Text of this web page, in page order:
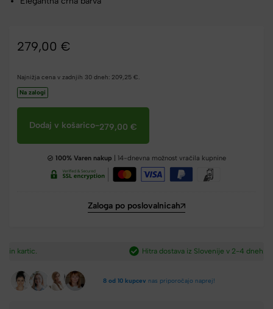
279,00 €
Najnižja cena v zadnjih 30 dneh: 209,25 €
Na zalogi
Dodaj v košarico-279,00 €
100% Varen nakup | 14-dnevna možnost vračila kupnine
Zaloga po poslovalnicah
Hitra dostava iz Slovenije v 2-4 dneh.​
8 od 10 kupcev nas priporočajo naprej!